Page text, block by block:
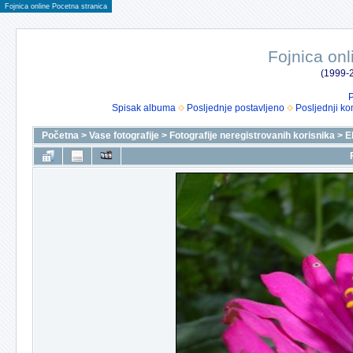
Fojnica online Pocetna stranica
Fojnica
(1999-
Spisak albuma
Posljednje postavljeno Posljednji
Početna > Vase fotografije > Fotografije neregistrovanih korisnika >